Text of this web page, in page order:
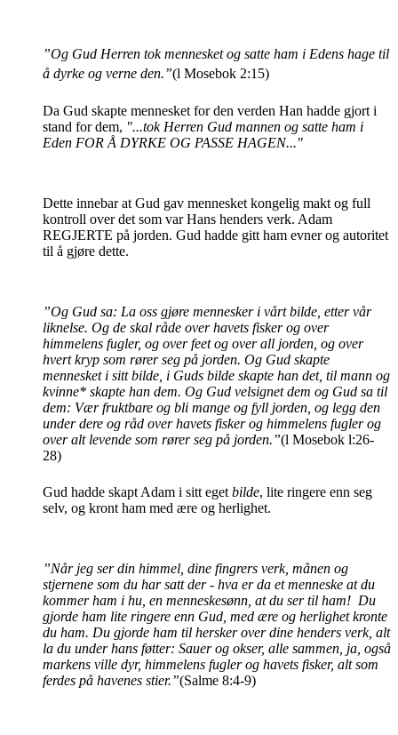
”Og Gud Herren tok mennesket og satte ham i Edens hage til
å dyrke og verne den.”(l Mosebok 2:15)
Da Gud skapte mennesket for den verden Han hadde gjort i
stand for dem, "...tok Herren Gud mannen og satte ham i
Eden FOR Å DYRKE OG PASSE HAGEN..."
Dette innebar at Gud gav mennesket kongelig makt og full
kontroll over det som var Hans henders verk. Adam
REGJERTE på jorden. Gud hadde gitt ham evner og autoritet
til å gjøre dette.
”Og Gud sa: La oss gjøre mennesker i vårt bilde, etter vår
liknelse. Og de skal råde over havets fisker og over
himmelens fugler, og over feet og over all jorden, og over
hvert kryp som rører seg på jorden. Og Gud skapte
mennesket i sitt bilde, i Guds bilde skapte han det, til mann og
kvinne* skapte han dem. Og Gud velsignet dem og Gud sa til
dem: Vær fruktbare og bli mange og fyll jorden, og legg den
under dere og råd over havets fisker og himmelens fugler og
over alt levende som rører seg på jorden.”(l Mosebok l:26-
28)
Gud hadde skapt Adam i sitt eget bilde, lite ringere enn seg
selv, og kront ham med ære og herlighet.
”Når jeg ser din himmel, dine fingrers verk, månen og
stjernene som du har satt der - hva er da et menneske at du
kommer ham i hu, en menneskesønn, at du ser til ham! Du
gjorde ham lite ringere enn Gud, med ære og herlighet kronte
du ham. Du gjorde ham til hersker over dine henders verk, alt
la du under hans føtter: Sauer og okser, alle sammen, ja, også
markens ville dyr, himmelens fugler og havets fisker, alt som
ferdes på havenes stier.”(Salme 8:4-9)